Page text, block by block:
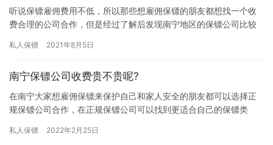
听说保镖雇佣费用不低，所以那些想雇佣保镖的朋友都想找一个收
费合理的公司合作，但是经过了解后发现南宁地区的保镖公司比较
前…
私人保镖 2021年8月5日
南宁保镖公司收费贵不贵呢?
在南宁大家想雇佣保镖来保护自己和家人安全的朋友都可以选择正
规保镖公司合作，在正规保镖公司可以找到更适合自己的保镖类
公司收费…
私人保镖 2022年2月25日